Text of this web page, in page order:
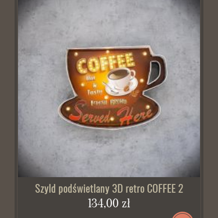
Szyld podświetlany 3D retro COFFEE 2
134,00 zł